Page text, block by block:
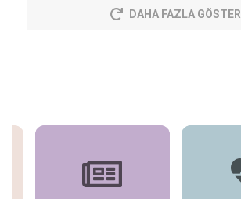
DAHA FAZLA GÖSTER